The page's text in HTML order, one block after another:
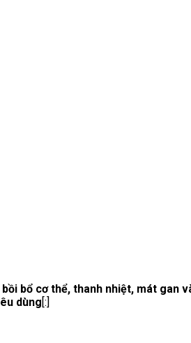
bổ cơ thể, thanh nhiệt, mát gan
dùng[:]